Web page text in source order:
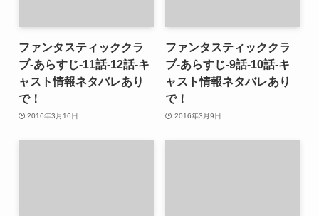
ファンタスティッククラ
ブ-あらすじ-11話-12話-キ
ャスト情報ネタバレあり
で！
2016年3月16日
ファンタスティッククラ
ブ-あらすじ-9話-10話-キ
ャスト情報ネタバレあり
で！
2016年3月9日